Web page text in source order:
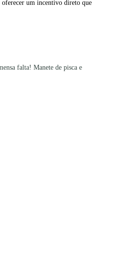
oferecer um incentivo direto que